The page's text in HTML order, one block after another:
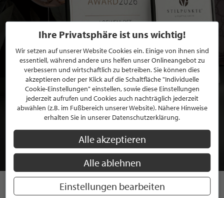
BEWERBEN SIE SICH FÜR EINE GRATIS
MITGLIEDSCHAFT BEI STILPUNKTE®
JETZT GRATIS BEWERBEN
Ihre Privatsphäre ist uns wichtig!
Wir setzen auf unserer Website Cookies ein. Einige von ihnen sind
essentiell, während andere uns helfen unser Onlineangebot zu
verbessern und wirtschaftlich zu betreiben. Sie können dies
akzeptieren oder per Klick auf die Schaltfläche "Individuelle
Cookie-Einstellungen" einstellen, sowie diese Einstellungen
jederzeit aufrufen und Cookies auch nachträglich jederzeit
abwählen (z.B. im Fußbereich unserer Website). Nähere Hinweise
erhalten Sie in unserer Datenschutzerklärung.
Alle akzeptieren
Alle ablehnen
Einstellungen bearbeiten